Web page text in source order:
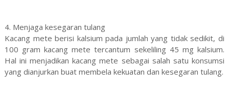
4. Menjaga kesegaran tulang
Kacang mete berisi kalsium pada jumlah yang tidak sedikit, di
100 gram kacang mete tercantum sekeliling 45 mg kalsium.
Hal ini menjadikan kacang mete sebagai salah satu konsumsi
yang dianjurkan buat membela kekuatan dan kesegaran tulang.